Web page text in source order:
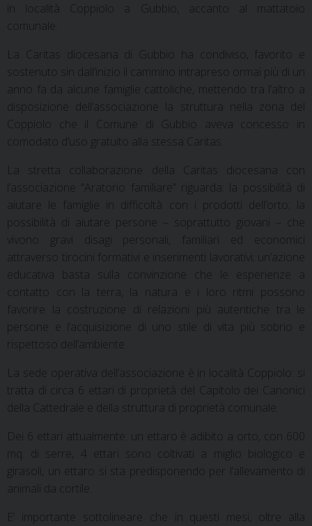
in località Coppiolo a Gubbio, accanto al mattatoio
comunale.
La Caritas diocesana di Gubbio ha condiviso, favorito e
sostenuto sin dall’inizio il cammino intrapreso ormai più di un
anno fa da alcune famiglie cattoliche, mettendo tra l’altro a
disposizione dell’associazione la struttura nella zona del
Coppiolo che il Comune di Gubbio aveva concesso in
comodato d’uso gratuito alla stessa Caritas.
La stretta collaborazione della Caritas diocesana con
l’associazione “Aratorio familiare” riguarda: la possibilità di
aiutare le famiglie in difficoltà con i prodotti dell’orto; la
possibilità di aiutare persone – soprattutto giovani – che
vivono gravi disagi personali, familiari ed economici
attraverso tirocini formativi e inserimenti lavorativi; un’azione
educativa basta sulla convinzione che le esperienze a
contatto con la terra, la natura e i loro ritmi possono
favorire la costruzione di relazioni più autentiche tra le
persone e l’acquisizione di uno stile di vita più sobrio e
rispettoso dell’ambiente.
La sede operativa dell’associazione è in località Coppiolo: si
tratta di circa 6 ettari di proprietà del Capitolo dei Canonici
della Cattedrale e della struttura di proprietà comunale.
Dei 6 ettari attualmente: un ettaro è adibito a orto, con 600
mq. di serre, 4 ettari sono coltivati a miglio biologico e
girasoli, un ettaro si sta predisponendo per l’allevamento di
animali da cortile.
E’ importante sottolineare che in questi mesi, oltre alla